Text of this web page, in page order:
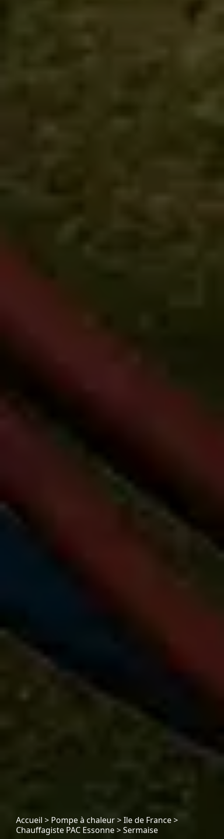
Accueil > Pompe à chaleur>Ile de France>
Chauffagiste PAC Essonne>Sermaise